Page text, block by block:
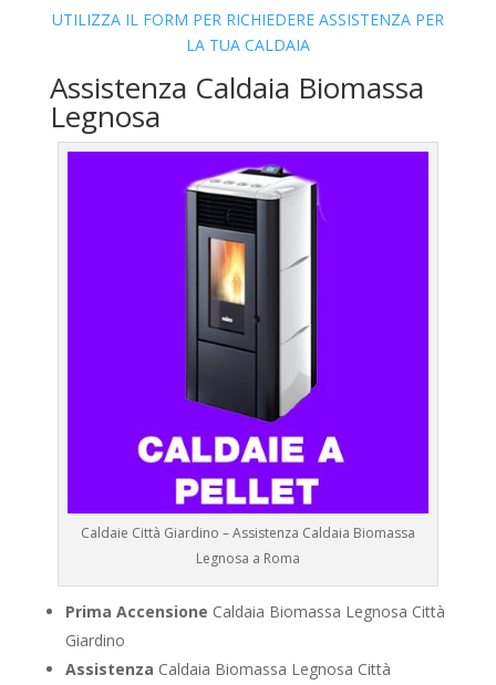
UTILIZZA IL FORM PER RICHIEDERE ASSISTENZA PER
LA TUA CALDAIA
Assistenza Caldaia Biomassa
Legnosa
Caldaie Città Giardino – Assistenza Caldaia Biomassa
Legnosa a Roma
Prima Accensione Caldaia Biomassa Legnosa Città
Giardino
Assistenza Caldaia Biomassa Legnosa Città